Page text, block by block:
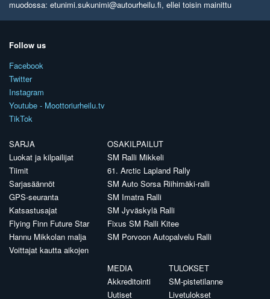
muodossa: etunimi.sukunimi@autourheilu.fi, ellei toisin mainittu
Follow us
Facebook
Twitter
Instagram
Youtube - Moottoriurheilu.tv
TikTok
SARJA
Luokat ja kilpailijat
Tiimit
Sarjasäännöt
GPS-seuranta
Katsastusajat
Flying Finn Future Star
Hannu Mikkolan malja
Voittajat kautta aikojen
OSAKILPAILUT
SM Ralli Mikkeli
61. Arctic Lapland Rally
SM Auto Sorsa Riihimäki-ralli
SM Imatra Ralli
SM Jyväskylä Ralli
Fixus SM Ralli Kitee
SM Porvoon Autopalvelu Ralli
MEDIA
Akkreditointi
Uutiset
TULOKSET
SM-pistetilanne
Livetulokset